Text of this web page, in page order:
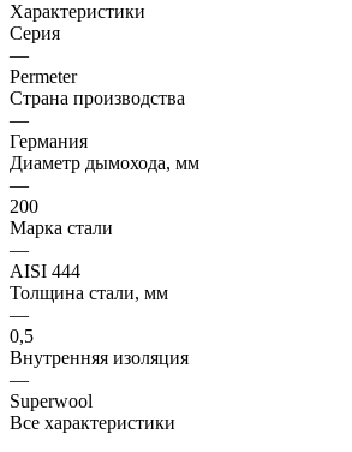
Характеристики
Серия
—
Permeter
Страна производства
—
Германия
Диаметр дымохода, мм
—
200
Марка стали
—
AISI 444
Толщина стали, мм
—
0,5
Внутренняя изоляция
—
Superwool
Все характеристики